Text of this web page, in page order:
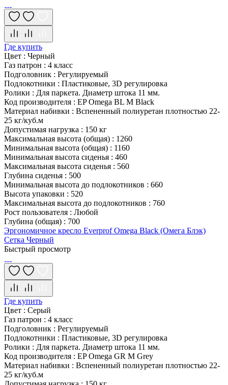
Где купить
Цвет : Черный
Газ патрон : 4 класс
Подголовник : Регулируемый
Подлокотники : Пластиковые, 3D регулировка
Ролики : Для паркета. Диаметр штока 11 мм.
Код производителя : EP Omega BL M Black
Материал набивки : Вспененный полиуретан плотностью 22-
25 кг/куб.м
Допустимая нагрузка : 150 кг
Максимальная высота (общая) : 1260
Минимальная высота (общая) : 1160
Минимальная высота сиденья : 460
Максимальная высота сиденья : 560
Глубина сиденья : 500
Минимальная высота до подлокотников : 660
Высота упаковки : 520
Максимальная высота до подлокотников : 760
Рост пользователя : Любой
Глубина (общая) : 700
Эргономичное кресло Everprof Omega Black (Омега Блэк)
Сетка Черный
Быстрый просмотр
Где купить
Цвет : Серый
Газ патрон : 4 класс
Подголовник : Регулируемый
Подлокотники : Пластиковые, 3D регулировка
Ролики : Для паркета. Диаметр штока 11 мм.
Код производителя : EP Omega GR M Grey
Материал набивки : Вспененный полиуретан плотностью 22-
25 кг/куб.м